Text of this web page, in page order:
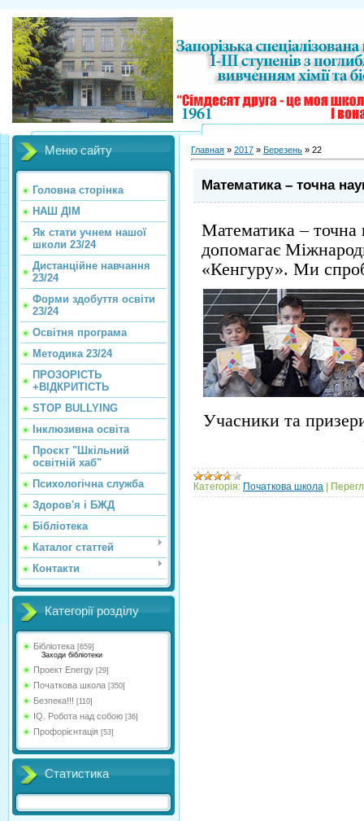
Меню сайту
Головна сторінка
НАШ ДІМ
Як стати учнем нашої
школи 23/24
Дистанційне навчання
23/24
Форми здобуття освіти
23/24
Освітня програма
Методика 23/24
ПРОЗОРІСТЬ
+ВІДКРИТІСТЬ
STOP BULLYING
Інклюзивна освіта
Проєкт "Шкільний
освітній хаб"
Психологічна служба
Здоров'я і БЖД
Бібліотека
Каталог статтей
Контакти
Категорії розділу
Бібліотека [659]
Заходи бібліотеки
Проект Energy [29]
Початкова школа [350]
Безпека!!! [110]
IQ. Робота над собою [36]
Профорієнтація [53]
Статистика
Главная » 2017 » Березень » 22
Математика – точна
Математика – точна
допомагає
«Кенгуру». Ми
Учасники та
Категорія: Початкова школа |